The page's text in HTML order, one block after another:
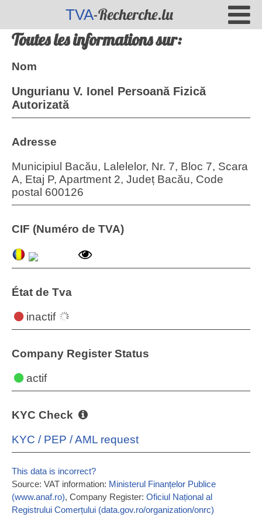
TVA-Recherche.lu
Toutes les informations sur:
Nom
Ungurianu V. Ionel Persoană Fizică
Autorizată
Adresse
Municipiul Bacău, Lalelelor, Nr. 7, Bloc 7, Scara
A, Etaj P, Apartment 2, Județ Bacău, Code
postal 600126
CIF (Numéro de TVA)
État de Tva
inactif
Company Register Status
actif
KYC Check
KYC / PEP / AML request
This data is incorrect?
Source: VAT information: Ministerul Finanțelor Publice
(www.anaf.ro), Company Register: Oficiul Național al
Registrului Comerțului (data.gov.ro/organization/onrc)